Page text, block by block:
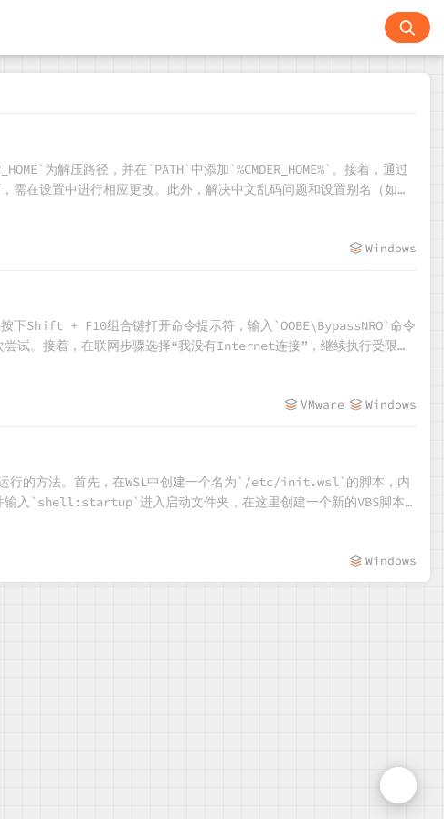
为解压路径，并在`PATH`中添加`%CMDER_HOME%`。接着，通过
在设置中进行相应更改。此外，解决中文乱码问题和设置别名（如
Windows
下Shift + F10组合键打开命令提示符，输入`OOBE\BypassNRO`命令
试。接着，在联网步骤选择“我没有Internet连接”，继续执行受限设
VMware Windows
行的方法。首先，在WSL中创建一个名为`/etc/init.wsl`的脚本，内
输入`shell:startup`进入启动文件夹，在这里创建一个新的VBS脚本
Windows